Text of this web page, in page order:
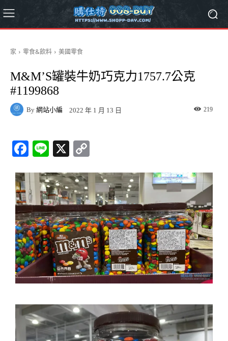
家 零食&飲料 美國零食
M&M’S罐裝牛奶巧克力1757.7公克
#1199868
By 網站小編 2022 年 1 月 13 日 219
Fa
bo
ok
Li
X
y
Li
nk